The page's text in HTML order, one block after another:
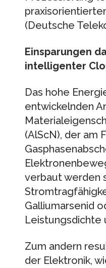
(Deutsche
Einsparungen
intelligenter
Das hohe
entwickelnden
(AlScN), der am
verbaut werden
Galliumarsenid
Leistungsdichte
Zum andern
der Elektronik,